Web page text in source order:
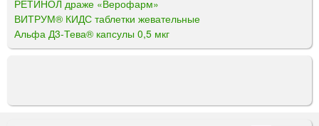
РЕТИНОЛ драже «Верофарм»
ВИТРУМ® КИДС таблетки жевательные
Альфа Д3-Тева® капсулы 0,5 мкг